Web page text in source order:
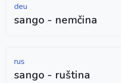
deu
sango - nemčina
rus
sango - ruština